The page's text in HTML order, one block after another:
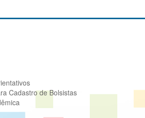
Cadastro de Bolsistas